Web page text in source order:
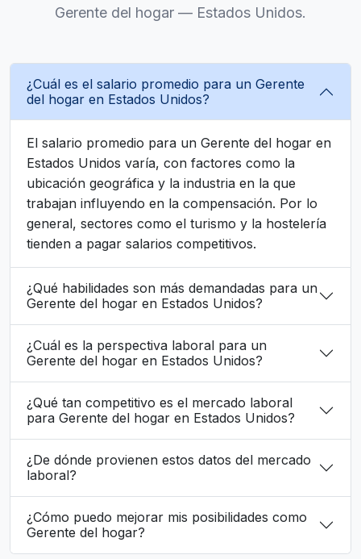
Gerente del hogar — Estados Unidos.
¿Cuál es el salario promedio para un Gerente
del hogar en Estados Unidos?
El salario promedio para un Gerente del hogar en
Estados Unidos varía, con factores como la
ubicación geográfica y la industria en la que
trabajan influyendo en la compensación. Por lo
general, sectores como el turismo y la hostelería
tienden a pagar salarios competitivos.
¿Qué habilidades son más demandadas para un
Gerente del hogar en Estados Unidos?
¿Cuál es la perspectiva laboral para un
Gerente del hogar en Estados Unidos?
¿Qué tan competitivo es el mercado laboral
para Gerente del hogar en Estados Unidos?
¿De dónde provienen estos datos del mercado
laboral?
¿Cómo puedo mejorar mis posibilidades como
Gerente del hogar?